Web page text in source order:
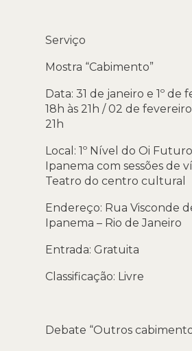
Serviço
Mostra “Cabimento”
Data: 31 de janeiro e 1º de
18h às 21h / 02 de
21h
Local: 1º Nível do Oi
Ipanema com sessões de
Teatro do centro cultural
Endereço: Rua Visconde
Ipanema – Rio de Janeiro
Entrada: Gratuita
Classificação: Livre
Debate “Outros